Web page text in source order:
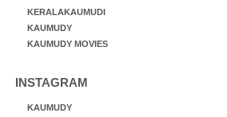
KERALAKAUMUDI
KAUMUDY
KAUMUDY MOVIES
INSTAGRAM
KAUMUDY